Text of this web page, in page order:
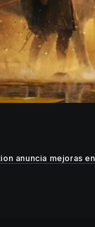
anuncia mejoras en